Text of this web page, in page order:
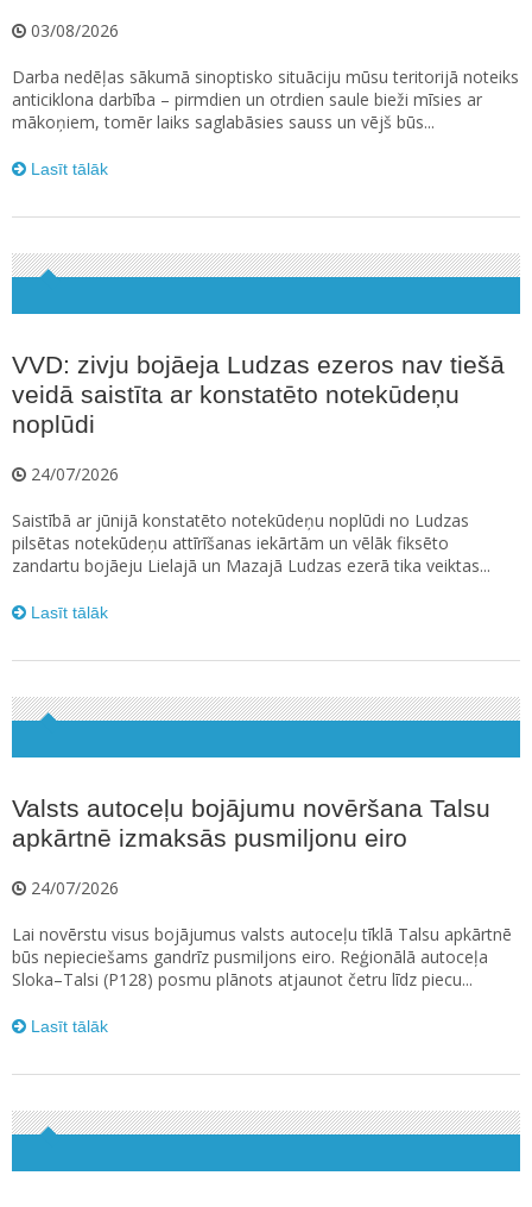
03/08/2026
Darba nedēļas sākumā sinoptisko situāciju mūsu teritorijā noteiks
anticiklona darbība – pirmdien un otrdien saule bieži mīsies ar
mākoņiem, tomēr laiks saglabāsies sauss un vējš būs...
Lasīt tālāk
VVD: zivju bojāeja Ludzas ezeros nav tiešā
veidā saistīta ar konstatēto notekūdeņu
noplūdi
24/07/2026
Saistībā ar jūnijā konstatēto notekūdeņu noplūdi no Ludzas
pilsētas notekūdeņu attīrīšanas iekārtām un vēlāk fiksēto
zandartu bojāeju Lielajā un Mazajā Ludzas ezerā tika veiktas...
Lasīt tālāk
Valsts autoceļu bojājumu novēršana Talsu
apkārtnē izmaksās pusmiljonu eiro
24/07/2026
Lai novērstu visus bojājumus valsts autoceļu tīklā Talsu apkārtnē
būs nepieciešams gandrīz pusmiljons eiro. Reģionālā autoceļa
Sloka–Talsi (P128) posmu plānots atjaunot četru līdz piecu...
Lasīt tālāk